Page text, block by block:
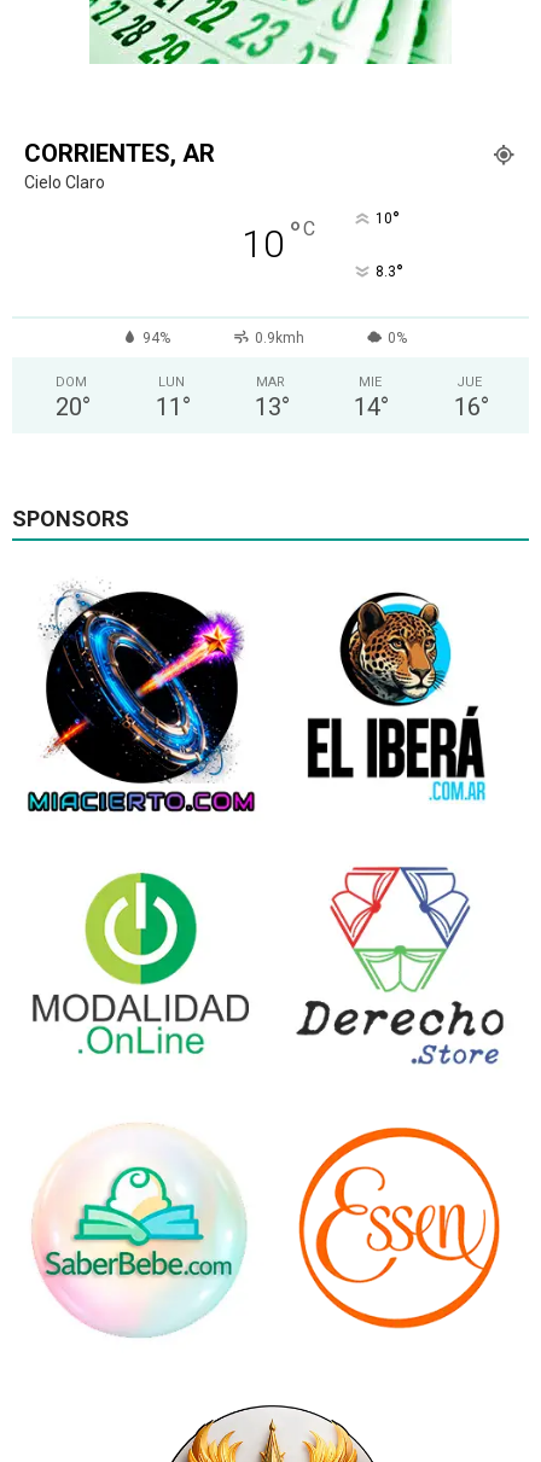
CORRIENTES, AR
Cielo Claro
10 °C 10°
8.3°
94% 0.9kmh 0%
DOM
20°
LUN
11 °
MAR
13°
MIE
14°
JUE
16°
SPONSORS